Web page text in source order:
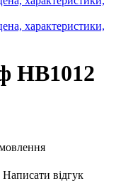
HB1012
Написати відгук